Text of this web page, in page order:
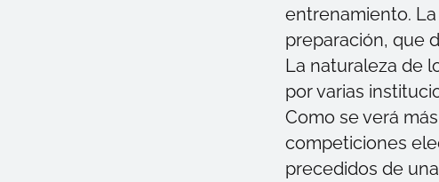
entrenamiento.
preparación, que
La naturaleza de
por varias
Como se verá
competiciones
precedidos de